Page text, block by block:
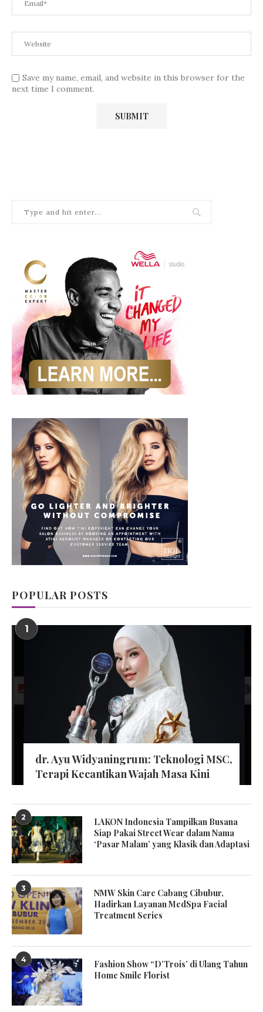
Save my name, email, and website in this browser for the
next time I comment.
POPULAR POSTS
1
dr. Ayu Widyaningrum: Teknologi MSC,
Terapi Kecantikan Wajah Masa Kini
2
LAKON Indonesia Tampilkan Busana
Siap Pakai Street Wear dalam Nama
‘Pasar Malam’ yang Klasik dan Adaptasi
3
NMW Skin Care Cabang Cibubur,
Hadirkan Layanan MedSpa Facial
Treatment Series
4
Fashion Show “D’Trois’ di Ulang Tahun
Home Smile Florist